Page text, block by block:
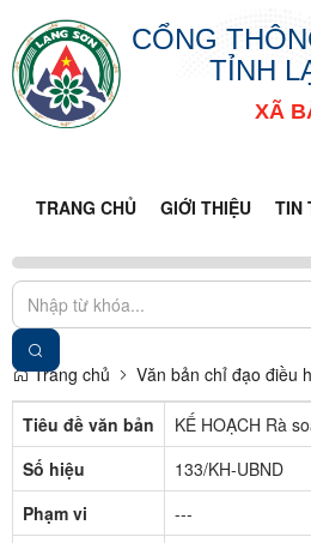
CỔNG
TỈNH
XÃ
TRANG CHỦ GIỚI THIỆU TIN
Trang chủ Văn bản chỉ đạo điều
Tiêu đề văn bản
KẾ HOẠCH Rà
Số hiệu
133/KH-UBND
Phạm vi
---